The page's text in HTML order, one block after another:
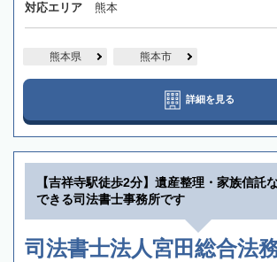
対応エリア 熊本
熊本県 熊本市
詳細を見る
【吉祥寺駅徒歩2分】遺産整理・家族信託
できる司法書士事務所です
司法書士法人宮田総合法